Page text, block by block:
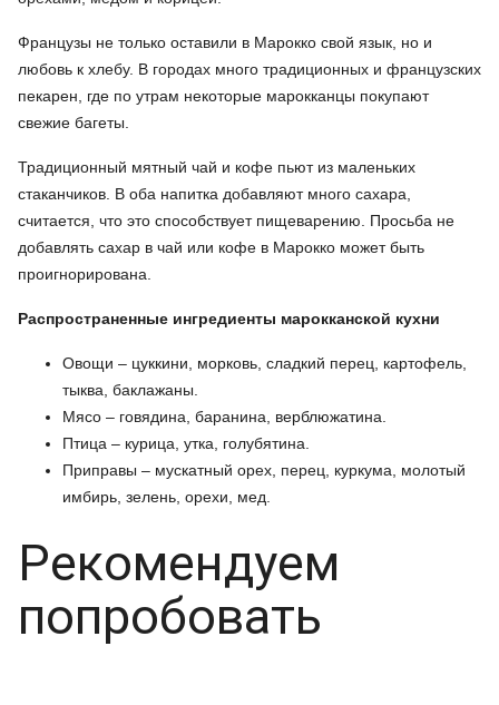
Французы не только оставили в Марокко свой язык, но и
любовь к хлебу. В городах много традиционных и французских
пекарен, где по утрам некоторые марокканцы покупают
свежие багеты.
Традиционный мятный чай и кофе пьют из маленьких
стаканчиков. В оба напитка добавляют много сахара,
считается, что это способствует пищеварению. Просьба не
добавлять сахар в чай или кофе в Марокко может быть
проигнорирована.
Распространенные ингредиенты марокканской кухни
Овощи – цуккини, морковь, сладкий перец, картофель,
тыква, баклажаны.
Мясо – говядина, баранина, верблюжатина.
Птица – курица, утка, голубятина.
Приправы – мускатный орех, перец, куркума, молотый
имбирь, зелень, орехи, мед.
Рекомендуем
попробовать